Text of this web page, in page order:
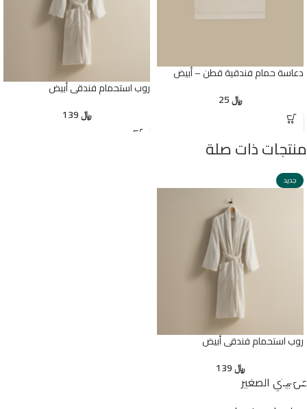
دعاسة حمام فندقية قطن – أبيض
﷼
روب استحمام فندقي أبيض
﷼
منتجات ذات صلة
جديد
روب استحمام فندقي أبيض
﷼
عن بيتي الصغير